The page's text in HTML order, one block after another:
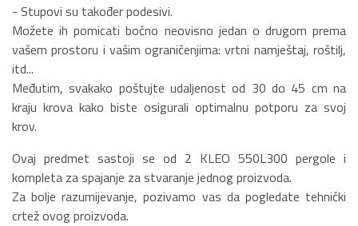
- Stupovi su također podesivi.
Možete ih pomicati bočno neovisno jedan o drugom prema
vašem prostoru i vašim ograničenjima: vrtni namještaj, roštilj,
itd...
Međutim, svakako poštujte udaljenost od 30 do 45 cm na
kraju krova kako biste osigurali optimalnu potporu za svoj
krov.
Ovaj predmet sastoji se od 2 KLEO 550L300 pergole i
kompleta za spajanje za stvaranje jednog proizvoda.
Za bolje razumijevanje, pozivamo vas da pogledate tehnički
crtež ovog proizvoda.